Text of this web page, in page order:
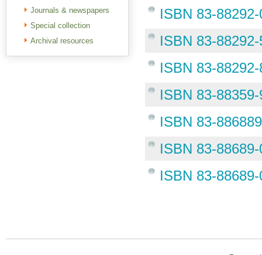
Journals & newspapers
Special collection
Archival resources
ISBN 83-
ISBN 83-
ISBN 83-
ISBN 83-
ISBN 83-
ISBN 83-
ISBN 83-